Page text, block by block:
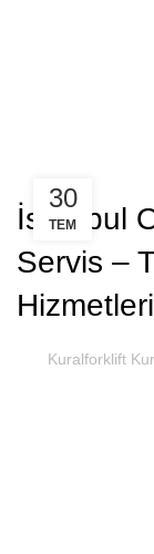
İstanbul
Servis –
Hizmetleri
Kuralforklift
30
TEM